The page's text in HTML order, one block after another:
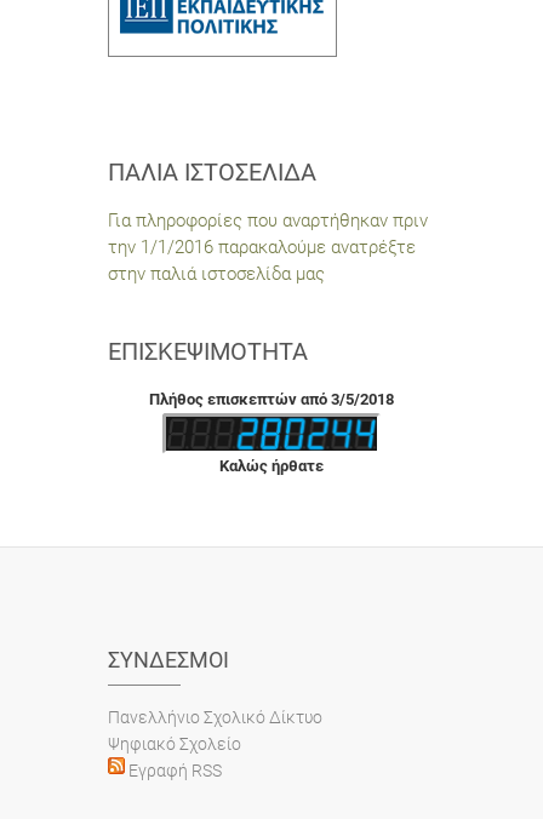
ΠΑΛΙΆ ΙΣΤΟΣΕΛΊΔΑ
Για πληροφορίες που αναρτήθηκαν πριν
την 1/1/2016 παρακαλούμε ανατρέξτε
στην παλιά ιστοσελίδα μας
ΕΠΙΣΚΕΨΙΜΌΤΗΤΑ
Πλήθος επισκεπτών από 3/5/2018
Καλώς ήρθατε
ΣΎΝΔΕΣΜΟΙ
Πανελλήνιο Σχολικό Δίκτυο
Ψηφιακό Σχολείο
Εγραφή RSS